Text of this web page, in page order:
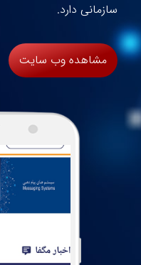
سازمانی دارد.
مشاهده وب سایت